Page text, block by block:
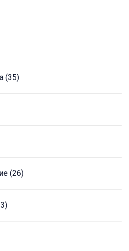
(35)
(26)